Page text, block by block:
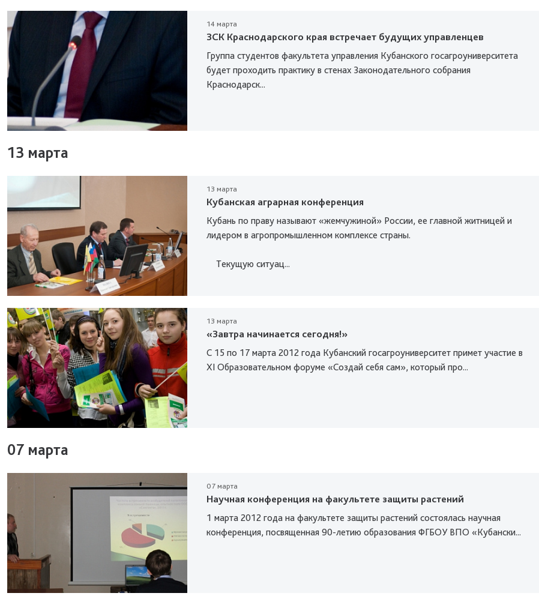
14 марта
ЗСК Краснодарского края встречает будущих управленцев
Группа студентов факультета управления Кубанского госагроуниверситета
будет проходить практику в стенах Законодательного собрания
Краснодарск...
13 марта
13 марта
Кубанская аграрная конференция
Кубань по праву называют «жемчужиной» России, ее главной житницей и
лидером в агропромышленном комплексе страны.
Текущую ситуац...
13 марта
«Завтра начинается сегодня!»
С 15 по 17 марта 2012 года Кубанский госагроуниверситет примет участие в
XI Образовательном форуме «Создай себя сам», который про...
07 марта
07 марта
Научная конференция на факультете защиты растений
1 марта 2012 года на факультете защиты растений состоялась научная
конференция, посвященная 90-летию образования ФГБОУ ВПО «Кубански...